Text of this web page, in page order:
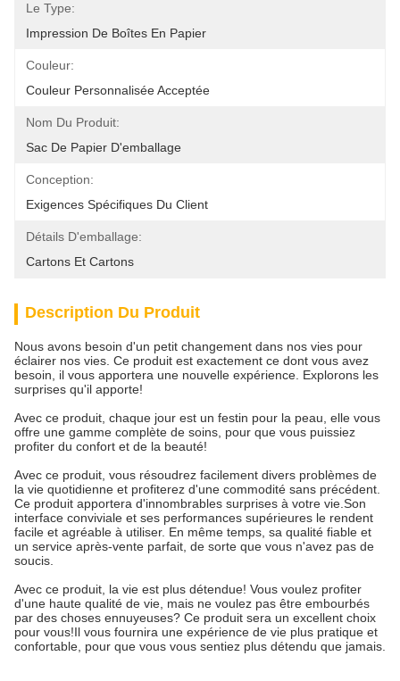
Le Type:
Impression De Boîtes En Papier
Couleur:
Couleur Personnalisée Acceptée
Nom Du Produit:
Sac De Papier D'emballage
Conception:
Exigences Spécifiques Du Client
Détails D'emballage:
Cartons Et Cartons
Description Du Produit
Nous avons besoin d'un petit changement dans nos vies pour
éclairer nos vies. Ce produit est exactement ce dont vous avez
besoin, il vous apportera une nouvelle expérience. Explorons les
surprises qu'il apporte!
Avec ce produit, chaque jour est un festin pour la peau, elle vous
offre une gamme complète de soins, pour que vous puissiez
profiter du confort et de la beauté!
Avec ce produit, vous résoudrez facilement divers problèmes de
la vie quotidienne et profiterez d'une commodité sans précédent.
Ce produit apportera d'innombrables surprises à votre vie.Son
interface conviviale et ses performances supérieures le rendent
facile et agréable à utiliser. En même temps, sa qualité fiable et
un service après-vente parfait, de sorte que vous n'avez pas de
soucis.
Avec ce produit, la vie est plus détendue! Vous voulez profiter
d'une haute qualité de vie, mais ne voulez pas être embourbés
par des choses ennuyeuses? Ce produit sera un excellent choix
pour vous!Il vous fournira une expérience de vie plus pratique et
confortable, pour que vous vous sentiez plus détendu que jamais.